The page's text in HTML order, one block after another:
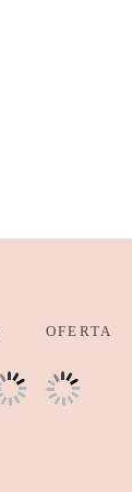
OFERTA